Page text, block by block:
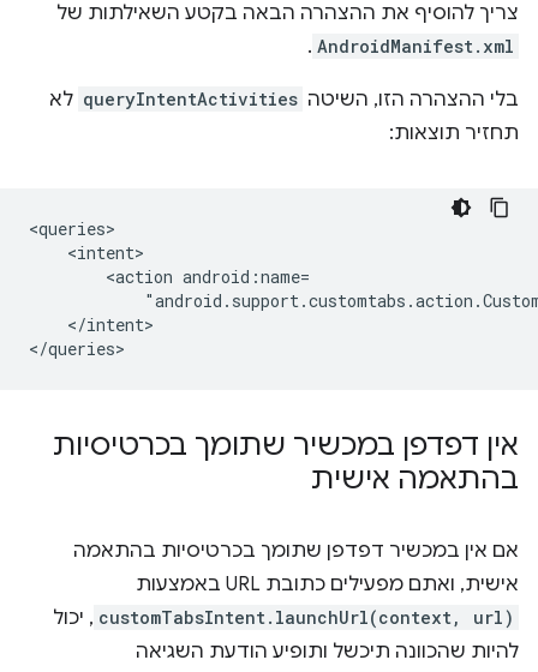
צריך להוסיף את ההצהרה הבאה בקטע השאילתות של
AndroidManifest.xml
.
בלי ההצהרה הזו, השיטה queryIntentActivities לא
תחזיר תוצאות:
<action
</intent>
אין דפדפן במכשיר שתומך בכרטיסיות
בהתאמה אישית
אם אין במכשיר דפדפן שתומך בכרטיסיות בהתאמה
אישית, ואתם מפעילים כתובת URL באמצעות
customTabsIntent.launchUrl(context, url) , יכול
להיות שהכוונה תיכשל ותופיע הודעת השגיאה